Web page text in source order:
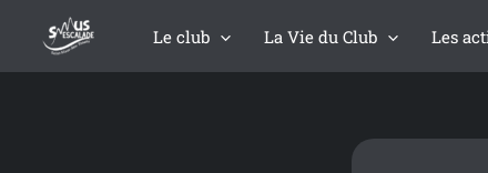
principal
Le club La Vie du Club Les